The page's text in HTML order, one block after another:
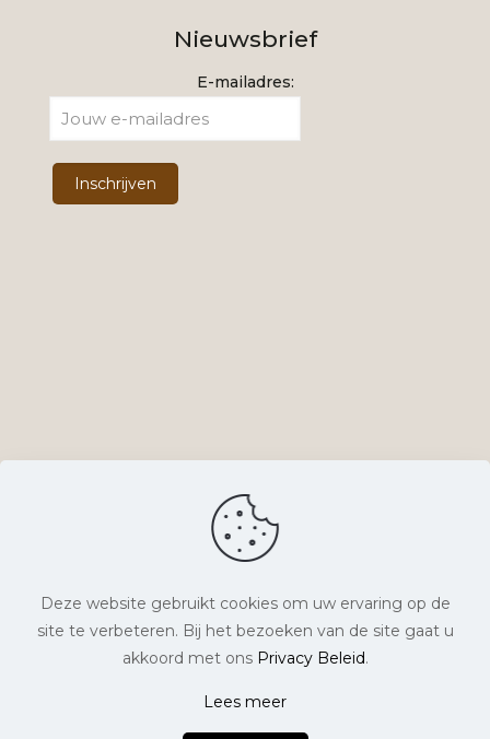
Nieuwsbrief
E-mailadres:
© Lyts Verlangen. Alle rechten voorbehouden. |
Website laten maken
Deze website gebruikt cookies om uw ervaring op de
site te verbeteren. Bij het bezoeken van de site gaat u
akkoord met ons Privacy Beleid.
Lees meer